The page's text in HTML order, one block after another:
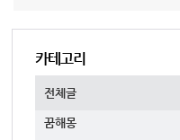
카테고리
전체글
꿈해몽